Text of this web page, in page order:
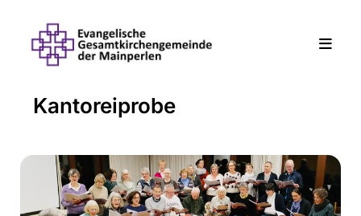
Kantoreiprobe